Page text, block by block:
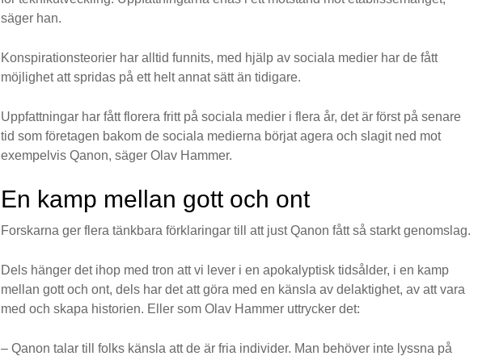
säger han.
Konspirationsteorier har alltid funnits, med hjälp av sociala medier har de fått
möjlighet att spridas på ett helt annat sätt än tidigare.
Uppfattningar har fått florera fritt på sociala medier i flera år, det är först på senare
tid som företagen bakom de sociala medierna börjat agera och slagit ned mot
exempelvis Qanon, säger Olav Hammer.
En kamp mellan gott och ont
Forskarna ger flera tänkbara förklaringar till att just Qanon fått så starkt genomslag.
Dels hänger det ihop med tron att vi lever i en apokalyptisk tidsålder, i en kamp
mellan gott och ont, dels har det att göra med en känsla av delaktighet, av att vara
med och skapa historien. Eller som Olav Hammer uttrycker det:
– Qanon talar till folks känsla att de är fria individer. Man behöver inte lyssna på